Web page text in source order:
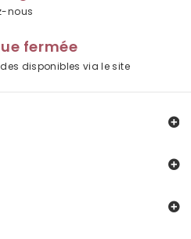
nous
fermée
disponibles via le site